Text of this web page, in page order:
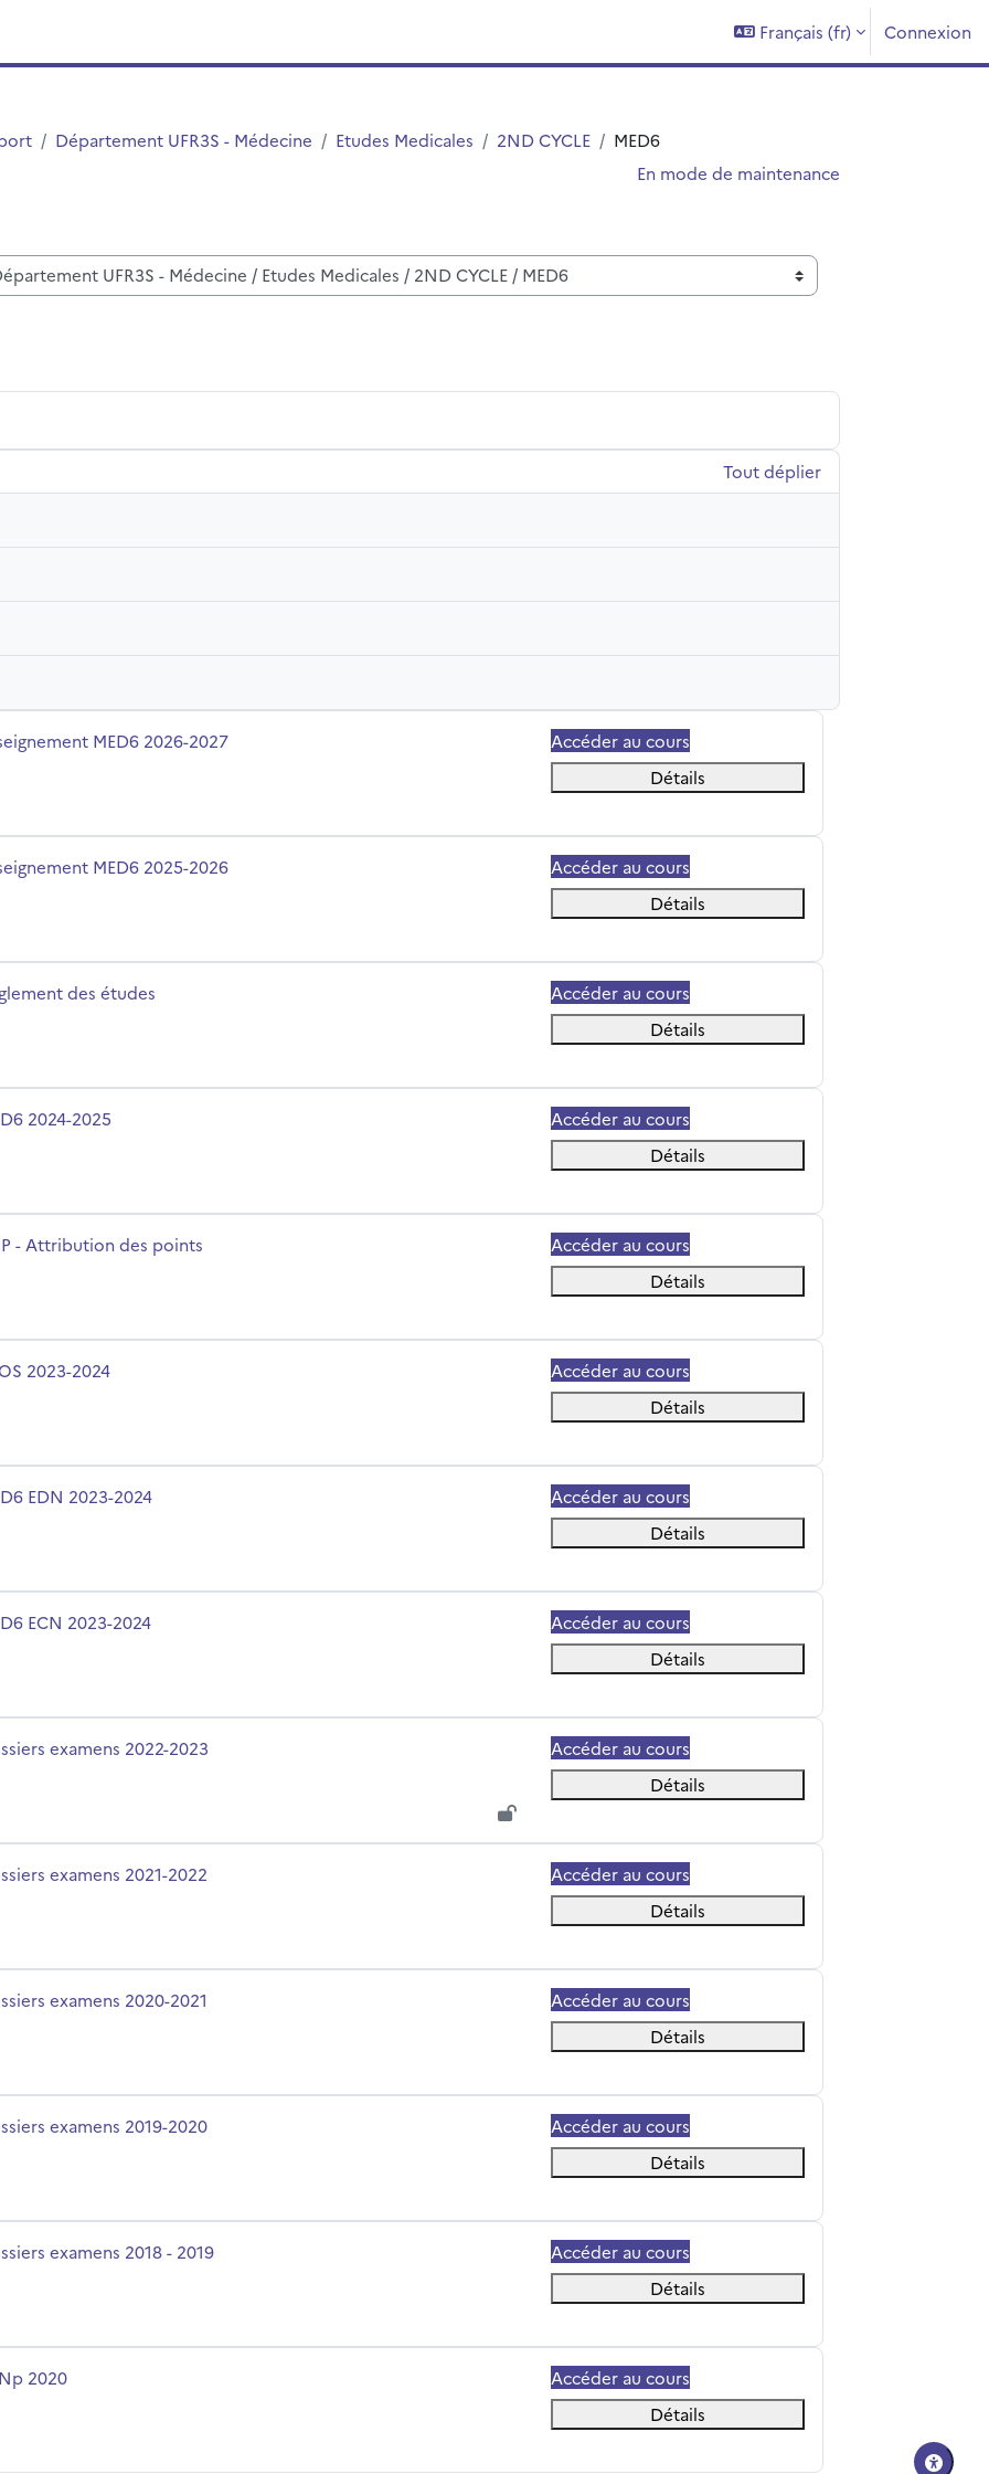
Français ‎(fr)‎ Connexion
Département UFR3S - Médecine Etudes Medicales 2ND CYCLE
MED6
En mode de maintenance
des cours
Tout déplier
du cours MED6 2026-2027
Accéder au cours
Détails
du cours MED6 2025-2026
Accéder au cours
Détails
du coursdes études
Accéder au cours
Détails
du cours
2024-2025
Accéder au cours
Détails
du cours
- Attribution des points
Accéder au cours
Détails
du cours
2023-2024
Accéder au cours
Détails
du cours
EDN 2023-2024
Accéder au cours
Détails
du cours
ECN 2023-2024
Accéder au cours
Détails
du cours
examens 2022-2023
Accéder au cours
Détails
du cours
examens 2021-2022
Accéder au cours
Détails
du cours
examens 2020-2021
Accéder au cours
Détails
du cours
examens 2019-2020
Accéder au cours
Détails
du cours
examens 2018 - 2019
Accéder au cours
Détails
du cours
2020
Accéder au cours
Détails